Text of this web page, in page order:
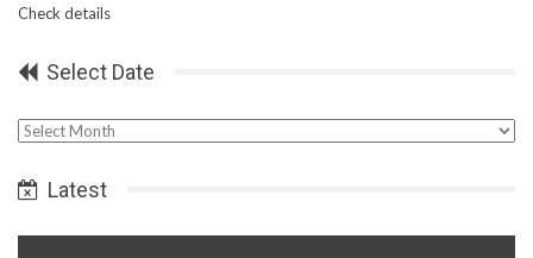
Check details
Select Date
Select
Latest